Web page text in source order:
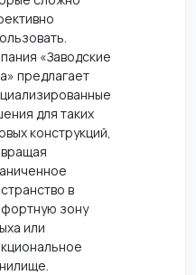
«Заводские
предлагает
для таких
конструкций,
в
зону
или